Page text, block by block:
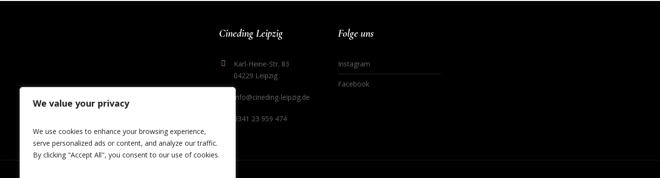
We value your privacy
We use cookies to enhance your browsing experience,
serve personalized ads or content, and analyze our traffic.
By clicking "Accept All", you consent to our use of cookies.
Cineding Leipzig
Karl-Heine-Str. 83
04229 Leipzig
info@cineding-leipzig.de
0341 23 959 474
Folge uns
Instagram
Facebook